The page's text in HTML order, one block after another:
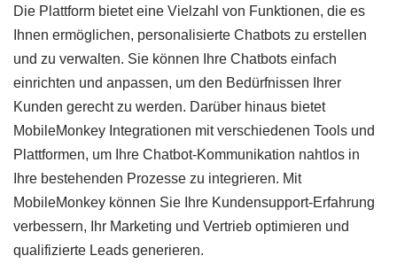
Die Plattform bietet eine Vielzahl von Funktionen, die es
Ihnen ermöglichen, personalisierte Chatbots zu erstellen
und zu verwalten. Sie können Ihre Chatbots einfach
einrichten und anpassen, um den Bedürfnissen Ihrer
Kunden gerecht zu werden. Darüber hinaus bietet
MobileMonkey Integrationen mit verschiedenen Tools und
Plattformen, um Ihre Chatbot-Kommunikation nahtlos in
Ihre bestehenden Prozesse zu integrieren. Mit
MobileMonkey können Sie Ihre Kundensupport-Erfahrung
verbessern, Ihr Marketing und Vertrieb optimieren und
qualifizierte Leads generieren.